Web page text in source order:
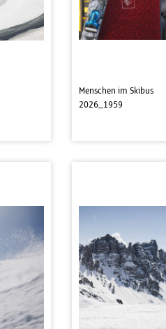
Menschen im Skibus
2026_1959